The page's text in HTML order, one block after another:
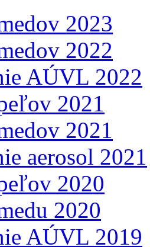
2023
2022
AÚVL 2022
2021
2021
aerosol 2021
2020
2020
AÚVL 2019